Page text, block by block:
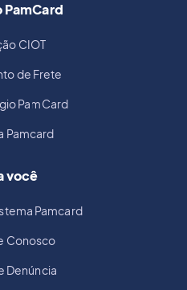
PamCard
CIOT
de Frete
PamCard
Pamcard
você
Pamcard
Conosco
Denúncia